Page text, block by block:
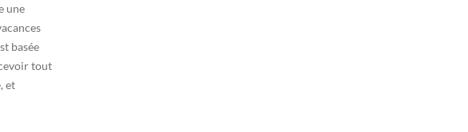
une
basée
tout
et